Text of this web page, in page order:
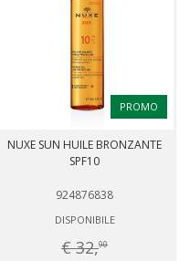
PROMO
NUXE SUN HUILE BRONZANTE
SPF10
924876838
DISPONIBILE
€ 32,90